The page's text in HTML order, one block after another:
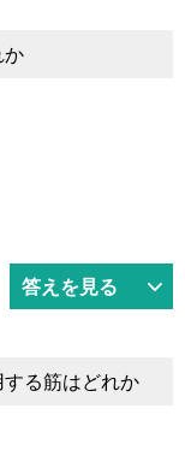
か
答えを見る
る筋はどれか